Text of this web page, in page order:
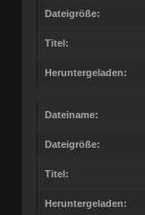
Dateigröße:
Titel:
Heruntergeladen:
Dateiname:
Dateigröße:
Titel:
Heruntergeladen: